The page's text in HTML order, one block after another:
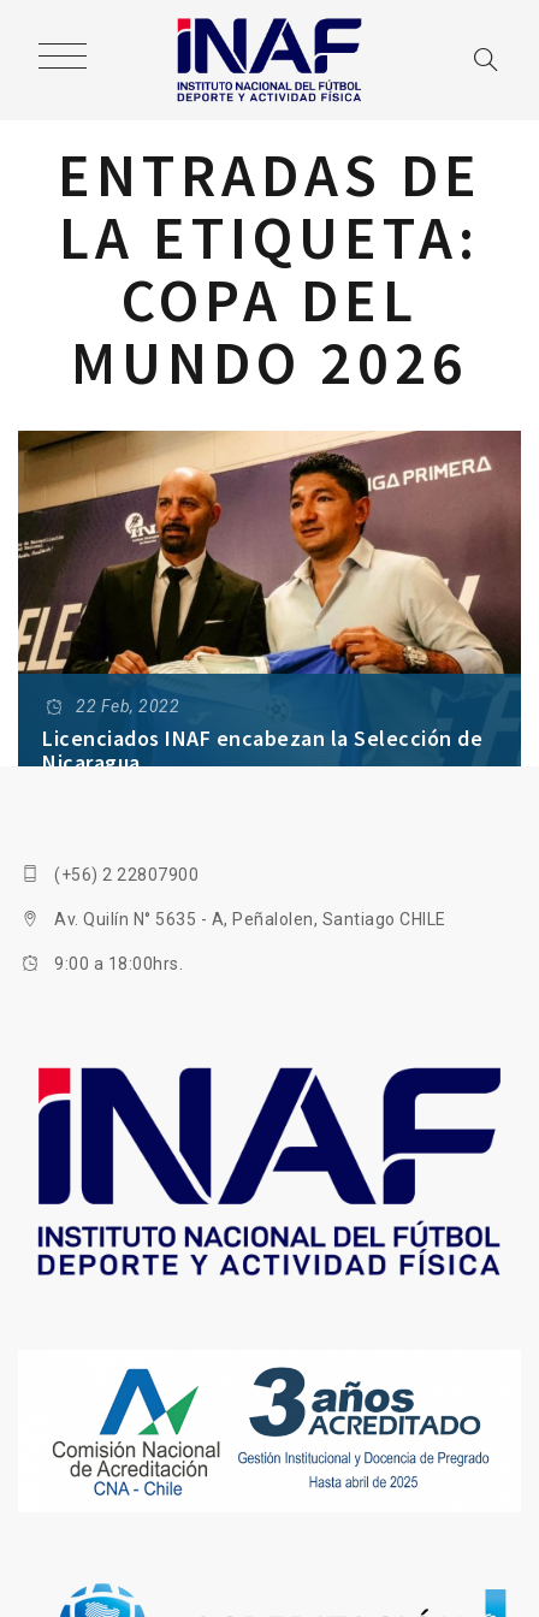
ENTRADAS DE
LA ETIQUETA:
COPA DEL
MUNDO 2026
22 Feb, 2022
Licenciados INAF encabezan la Selección de
Nicaragua
Felipe Roz, quienes afrontarán este reto
mundialista.
"El estratega chileno será el máximo
responsable del cuerpo técnico a cargo del proyecto de
nación Copa del Mundo 2026"
(+56) 2 22807900
Av. Quilín N° 5635 - A, Peñalolen, Santiago CHILE
9:00 a 18:00hrs.